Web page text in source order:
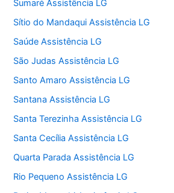
Sumaré Assistência LG
Sítio do Mandaqui Assistência LG
Saúde Assistência LG
São Judas Assistência LG
Santo Amaro Assistência LG
Santana Assistência LG
Santa Terezinha Assistência LG
Santa Cecília Assistência LG
Quarta Parada Assistência LG
Rio Pequeno Assistência LG